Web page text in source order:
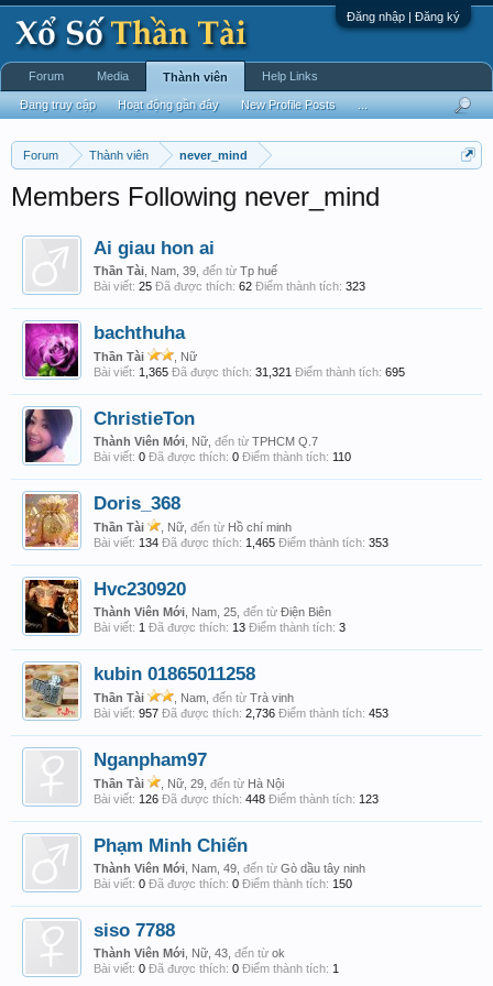
Đăng nhập | Đăng ký
Forum Thành viên never_mind
Members Following never_mind
Ai giau hon ai
Thần Tài , Nam, 39, đến từ Tp huế
Bài viết: 25 Đã được thích: 62 Điểm thành tích: 323
bachthuha
Thần Tài
, Nữ
Bài viết: 1,365 Đã được thích: 31,321 Điểm thành tích: 695
ChristieTon
Thành Viên Mới , Nữ, đến từ TPHCM Q.7
Bài viết: 0 Đã được thích: 0 Điểm thành tích: 110
Doris_368
Thần Tài , Nữ, đến từ Hồ chí minh
Bài viết: 134 Đã được thích: 1,465 Điểm thành tích: 353
Hvc230920
Thành Viên Mới , Nam, 25, đến từ Điện Biên
Bài viết: 1 Đã được thích: 13 Điểm thành tích: 3
kubin 01865011258
Thần Tài , Nam, đến từ Trà vinh
Bài viết: 957 Đã được thích: 2,736 Điểm thành tích: 453
Nganpham97
Thần Tài , Nữ, 29, đến từ Hà Nội
Bài viết: 126 Đã được thích: 448 Điểm thành tích: 123
Phạm Minh Chiến
Thành Viên Mới , Nam, 49, đến từ Gò dầu tây ninh
Bài viết: 0 Đã được thích: 0 Điểm thành tích: 150
siso 7788
Thành Viên Mới , Nữ, 43, đến từ ok
Bài viết: 0 Đã được thích: 0 Điểm thành tích: 1
Forum Media Thành viên
Đang truy cập Hoạt động gần đây New Profile Posts
Help Links